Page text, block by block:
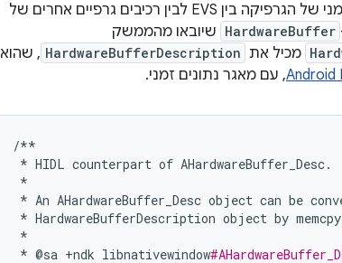
בנוסף, כדי למנוע אי-התאמה בתיאור של מאגר הנתונים הזמני של הגרפיקה בין EVS לבין רכיבים גרפיים אחרים של
HardwareBuffer שיובאו מהממשק
מכיל את HardwareBufferDescription , שהוא
Android, עם מאגר נתונים זמני.
/**
* HIDL counterpart of AHardwareBuffer_Desc.
*
* An AHardwareBuffer_Desc object can be
* HardwareBufferDescription object by memcpy
*
* @sa +ndk libnativewindow